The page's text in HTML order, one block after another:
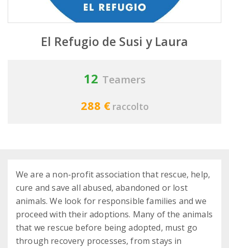
El Refugio de Susi y Laura
12 Teamers
288 € raccolto
We are a non-profit association that rescue, help,
cure and save all abused, abandoned or lost
animals. We look for responsible families and we
proceed with their adoptions. Many of the animals
that we rescue before being adopted, must go
through recovery processes, from stays in